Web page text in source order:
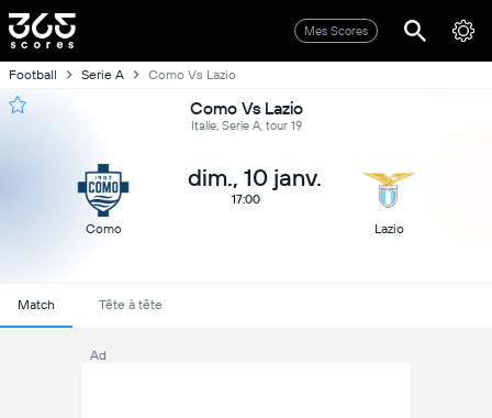
Mes Scores
Football Serie A Como Vs Lazio
Como Vs Lazio
Italie, Serie A, tour 19
Como
dim., 10 janv.
17:00
Lazio
Match Tête à tête
Ad